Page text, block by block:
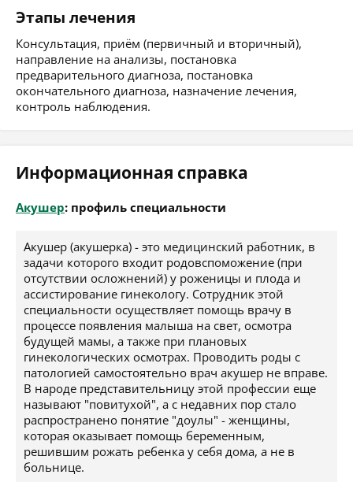
Этапы лечения
Консультация, приём (первичный и вторичный),
направление на анализы, постановка
предварительного диагноза, постановка
окончательного диагноза, назначение лечения,
контроль наблюдения.
Информационная справка
Акушер: профиль специальности
Акушер (акушерка) - это медицинский работник, в
задачи которого входит родовспоможение (при
отсутствии осложнений) у роженицы и плода и
ассистирование гинекологу. Сотрудник этой
специальности осуществляет помощь врачу в
процессе появления малыша на свет, осмотра
будущей мамы, а также при плановых
гинекологических осмотрах. Проводить роды с
патологией самостоятельно врач акушер не вправе.
В народе представительницу этой профессии еще
называют "повитухой", а с недавних пор стало
распространено понятие "доулы" - женщины,
которая оказывает помощь беременным,
решившим рожать ребенка у себя дома, а не в
больнице.